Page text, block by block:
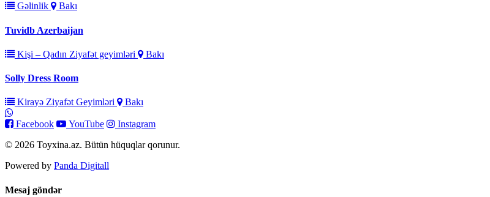
Gəlinlik Bakı
Tuvidb Azerbaijan
Kişi – Qadın Ziyafət geyimləri Bakı
Solly Dress Room
Kirayə Ziyafət Geyimləri Bakı
Facebook YouTube
Instagram
© 2026 Toyxina.az. Bütün hüquqlar qorunur.
Powered by Panda Digitall
Mesaj göndər